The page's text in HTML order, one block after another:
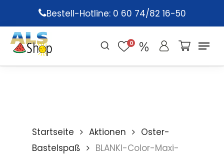
main
content
Bestell-Hotline: 0 60 74/82 16-50
0
Startseite Aktionen
Oster-
Bastelspaß
BLANKI-Color-Maxi-